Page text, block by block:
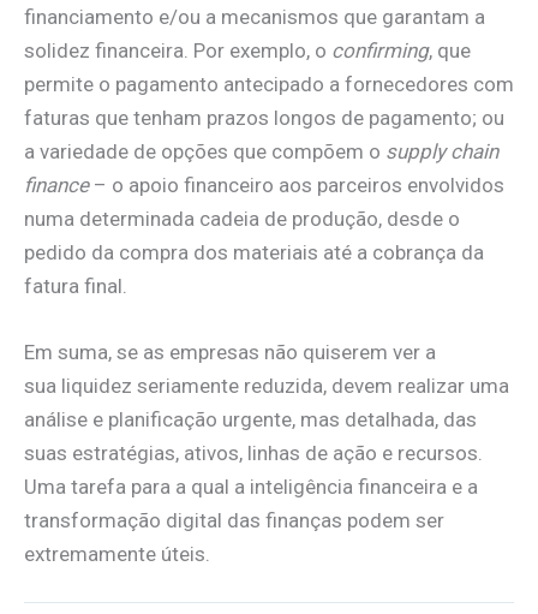
financiamento e/ou a mecanismos que garantam a
solidez financeira. Por exemplo, o confirming, que
permite o pagamento antecipado a fornecedores com
faturas que tenham prazos longos de pagamento; ou
a variedade de opções que compõem o supply chain
finance– o apoio financeiro aos parceiros envolvidos
numa determinada cadeia de produção, desde o
pedido da compra dos materiais até a cobrança da
fatura final.
Em suma, se as empresas não quiserem ver a
sua liquidez seriamente reduzida, devem realizar uma
análise e planificação urgente, mas detalhada, das
suas estratégias, ativos, linhas de ação e recursos.
Uma tarefa para a qual a inteligência financeira e a
transformação digital das finanças podem ser
extremamente úteis.